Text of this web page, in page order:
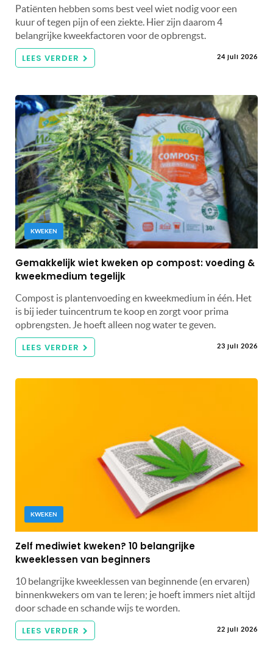
Patiënten hebben soms best veel wiet nodig voor een
kuur of tegen pijn of een ziekte. Hier zijn daarom 4
belangrijke kweekfactoren voor de opbrengst.
LEES VERDER 24 juli 2026
KWEKEN
Gemakkelijk wiet kweken op compost: voeding &
kweekmedium tegelijk
Compost is plantenvoeding en kweekmedium in één. Het
is bij ieder tuincentrum te koop en zorgt voor prima
opbrengsten. Je hoeft alleen nog water te geven.
LEES VERDER 23 juli 2026
KWEKEN
Zelf mediwiet kweken? 10 belangrijke
kweeklessen van beginners
10 belangrijke kweeklessen van beginnende (en ervaren)
binnenkwekers om van te leren; je hoeft immers niet altijd
door schade en schande wijs te worden.
LEES VERDER 22 juli 2026